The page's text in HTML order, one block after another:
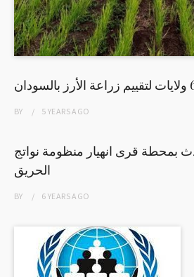
BY 5 YEARSAGO
بمحطة قرى انهيار منظومة نواتج
الحريق
BY 6 YEARSAGO